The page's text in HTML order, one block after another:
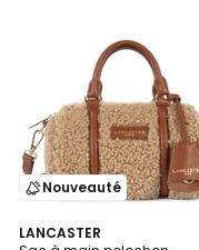
Nouveauté
LANCASTER
5